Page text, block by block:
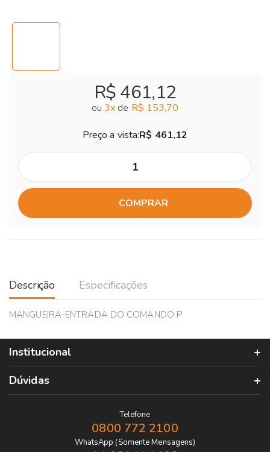
R$ 461,12
ou 3x de R$ 153,70
Preço a vista:R$ 461,12
COMPRAR
Descrição Especificações
MANGUEIRA-ENTRADA DO COMANDO P
Institucional
Dúvidas
Telefone
0800 772 2100
WhatsApp (Somente Mensagens)